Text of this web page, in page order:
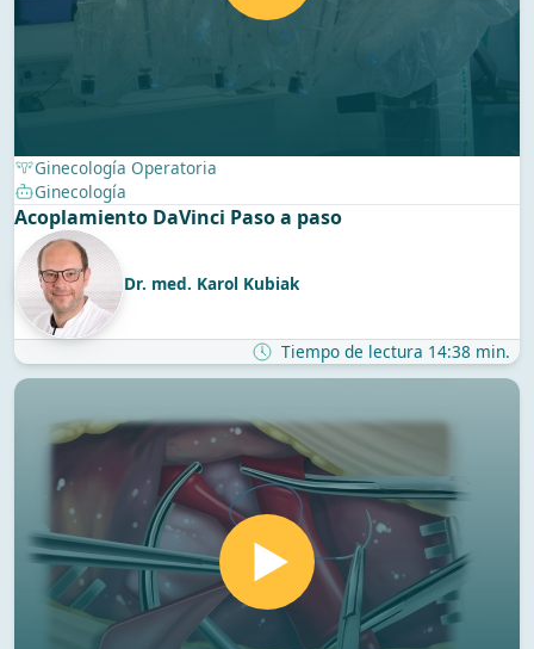
Ginecología Operatoria
Ginecología
Acoplamiento DaVinci Paso a paso
Dr. med. Karol Kubiak
Tiempo de lectura 14:38 min.